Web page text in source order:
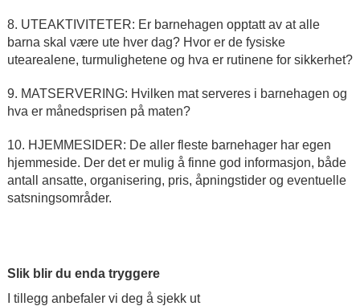
8. UTEAKTIVITETER: Er barnehagen opptatt av at alle
barna skal være ute hver dag? Hvor er de fysiske
utearealene, turmulighetene og hva er rutinene for sikkerhet?
9. MATSERVERING: Hvilken mat serveres i barnehagen og
hva er månedsprisen på maten?
10. HJEMMESIDER: De aller fleste barnehager har egen
hjemmeside. Der det er mulig å finne god informasjon, både
antall ansatte, organisering, pris, åpningstider og eventuelle
satsningsområder.
Slik blir du enda tryggere
I tillegg anbefaler vi deg å sjekk ut